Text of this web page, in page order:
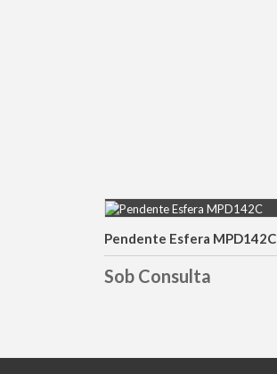
DETALHES
Pendente Esfera MPD142C
Sob Consulta